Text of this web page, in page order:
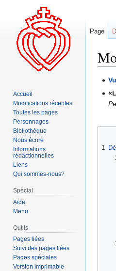
Aller
Aller
1
Page
Accueil
Modifications récentes
Toutes les pages
Personnages
Bibliothèque
Nous écrire
Informations
rédactionnelles
Liens
Qui sommes-nous?
Spécial
Aide
Menu
Outils
Pages liées
Suivi des pages liées
Pages spéciales
Version imprimable